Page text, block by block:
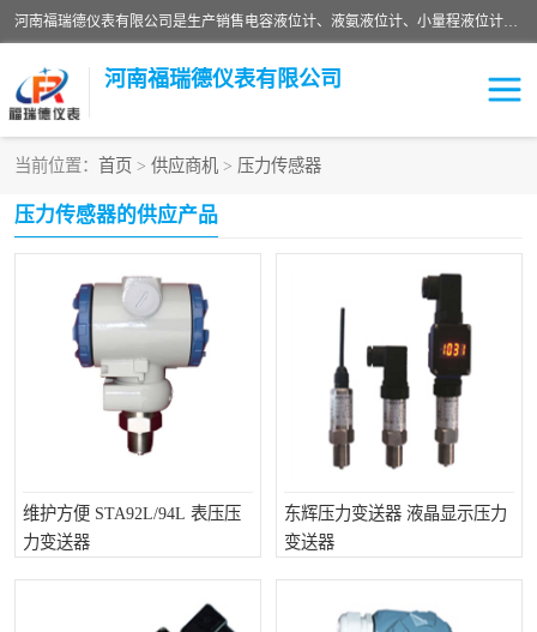
河南福瑞德仪表有限公司是生产销售电容液位计、液氨液位计、小量程液位计定制、智能锅炉水位计、液氮液位计等；并在产品开发、研制的过程中，吸取国内外仪器仪表的技术精华，建立了一支高、精、尖的科研开发队伍，使产品性能不断升级。
河南福瑞德仪表有限公司
当前位置： 首页 > 供应商机 > 压力传感器
压力传感器的供应产品
维护方便 STA92L/94L 表压压
力变送器
东辉压力变送器 液晶显示压力
变送器
液位计
智能仪表 液氮液位计
差压变送器 液位计传感器定制
液氨液位计 物位计
油量传感器 测漏仪
温度变送器 锅炉水位计
电容液位计